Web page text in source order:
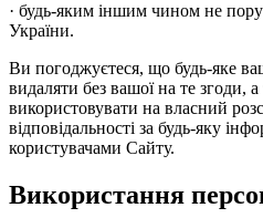
· будь-яким іншим чином не
України.
Ви погоджуєтеся, що будь-яке
видаляти без вашої на те згоди,
використовувати на власний
відповідальності за будь-яку
користувачами Сайту.
Використання